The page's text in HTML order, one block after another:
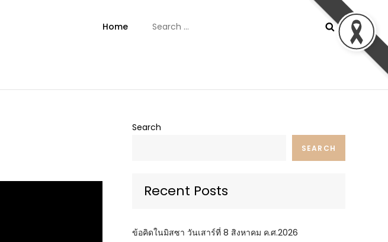
Home
for:
Search
SEARCH
Recent Posts
ข้อคิดในมิสซา วันเสาร์ที่ 8 สิงหาคม ค.ศ.2026